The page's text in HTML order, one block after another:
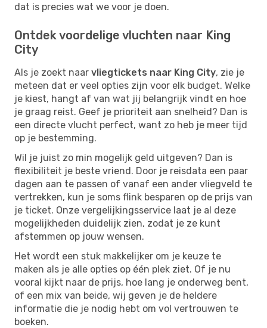
dat is precies wat we voor je doen.
Ontdek voordelige vluchten naar King
City
Als je zoekt naar vliegtickets naar King City, zie je
meteen dat er veel opties zijn voor elk budget. Welke
je kiest, hangt af van wat jij belangrijk vindt en hoe
je graag reist. Geef je prioriteit aan snelheid? Dan is
een directe vlucht perfect, want zo heb je meer tijd
op je bestemming.
Wil je juist zo min mogelijk geld uitgeven? Dan is
flexibiliteit je beste vriend. Door je reisdata een paar
dagen aan te passen of vanaf een ander vliegveld te
vertrekken, kun je soms flink besparen op de prijs van
je ticket. Onze vergelijkingsservice laat je al deze
mogelijkheden duidelijk zien, zodat je ze kunt
afstemmen op jouw wensen.
Het wordt een stuk makkelijker om je keuze te
maken als je alle opties op één plek ziet. Of je nu
vooral kijkt naar de prijs, hoe lang je onderweg bent,
of een mix van beide, wij geven je de heldere
informatie die je nodig hebt om vol vertrouwen te
boeken.